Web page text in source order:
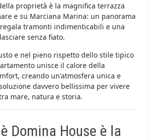
proprietà è la magnifica terrazza
e su Marciana Marina: un panorama
tramonti indimenticabili e una
senza fiato.
e nel pieno rispetto dello stile tipico
unisce il calore della
creando un'atmosfera unica e
davvero bellissima per vivere
mare, natura e storia.
Domina House è la